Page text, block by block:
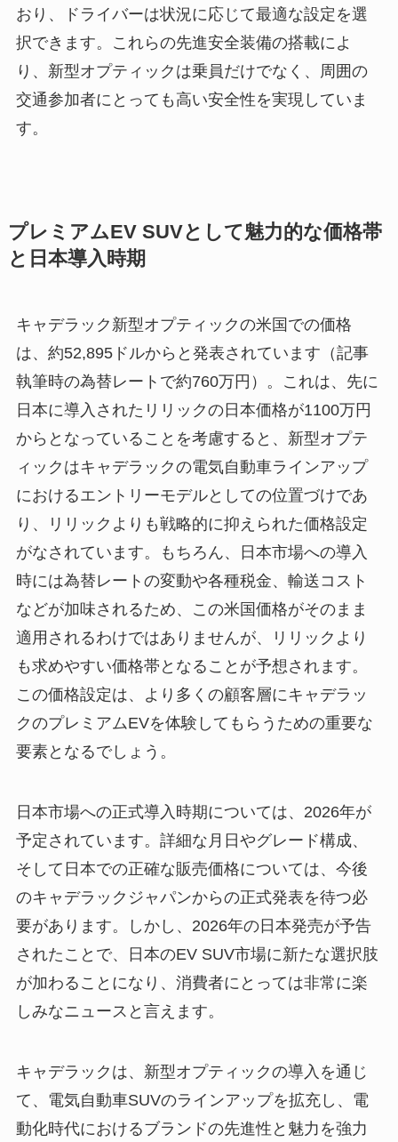
おり、ドライバーは状況に応じて最適な設定を選
択できます。これらの先進安全装備の搭載によ
り、新型オプティックは乗員だけでなく、周囲の
交通参加者にとっても高い安全性を実現していま
す。
プレミアムEV SUVとして魅力的な価格帯
と日本導入時期
キャデラック新型オプティックの米国での価格
は、約52,895ドルからと発表されています（記事
執筆時の為替レートで約760万円）。これは、先に
日本に導入されたリリックの日本価格が1100万円
からとなっていることを考慮すると、新型オプテ
ィックはキャデラックの電気自動車ラインアップ
におけるエントリーモデルとしての位置づけであ
り、リリックよりも戦略的に抑えられた価格設定
がなされています。もちろん、日本市場への導入
時には為替レートの変動や各種税金、輸送コスト
などが加味されるため、この米国価格がそのまま
適用されるわけではありませんが、リリックより
も求めやすい価格帯となることが予想されます。
この価格設定は、より多くの顧客層にキャデラッ
クのプレミアムEVを体験してもらうための重要な
要素となるでしょう。
日本市場への正式導入時期については、2026年が
予定されています。詳細な月日やグレード構成、
そして日本での正確な販売価格については、今後
のキャデラックジャパンからの正式発表を待つ必
要があります。しかし、2026年の日本発売が予告
されたことで、日本のEV SUV市場に新たな選択肢
が加わることになり、消費者にとっては非常に楽
しみなニュースと言えます。
キャデラックは、新型オプティックの導入を通じ
て、電気自動車SUVのラインアップを拡充し、電
動化時代におけるブランドの先進性と魅力を強力